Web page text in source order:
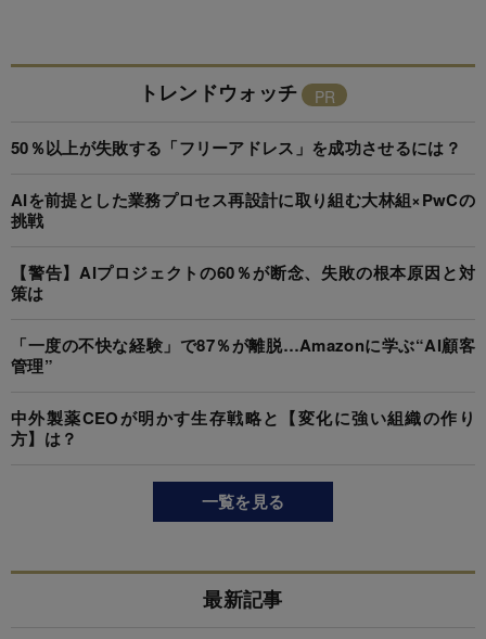
トレンドウォッチ
50％以上が失敗する「フリーアドレス」を成功させるには？
AIを前提とした業務プロセス再設計に取り組む大林組×PwCの
挑戦
【警告】AIプロジェクトの60％が断念、失敗の根本原因と対
策は
「一度の不快な経験」で87％が離脱…Amazonに学ぶ“AI顧客
管理”
中外製薬CEOが明かす生存戦略と【変化に強い組織の作り
方】は？
一覧を見る
最新記事